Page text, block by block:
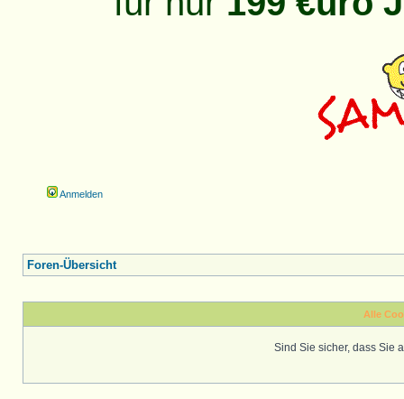
Anmelden
Foren-Übersicht
Alle
Sind Sie sicher, dass Sie